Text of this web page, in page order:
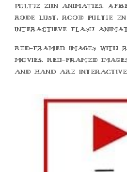
pijltje zijn animaties.
rode lijst, rood pijltje en
interactieve flash
Red-framed images
movies. Red-framed
and hand are interactive